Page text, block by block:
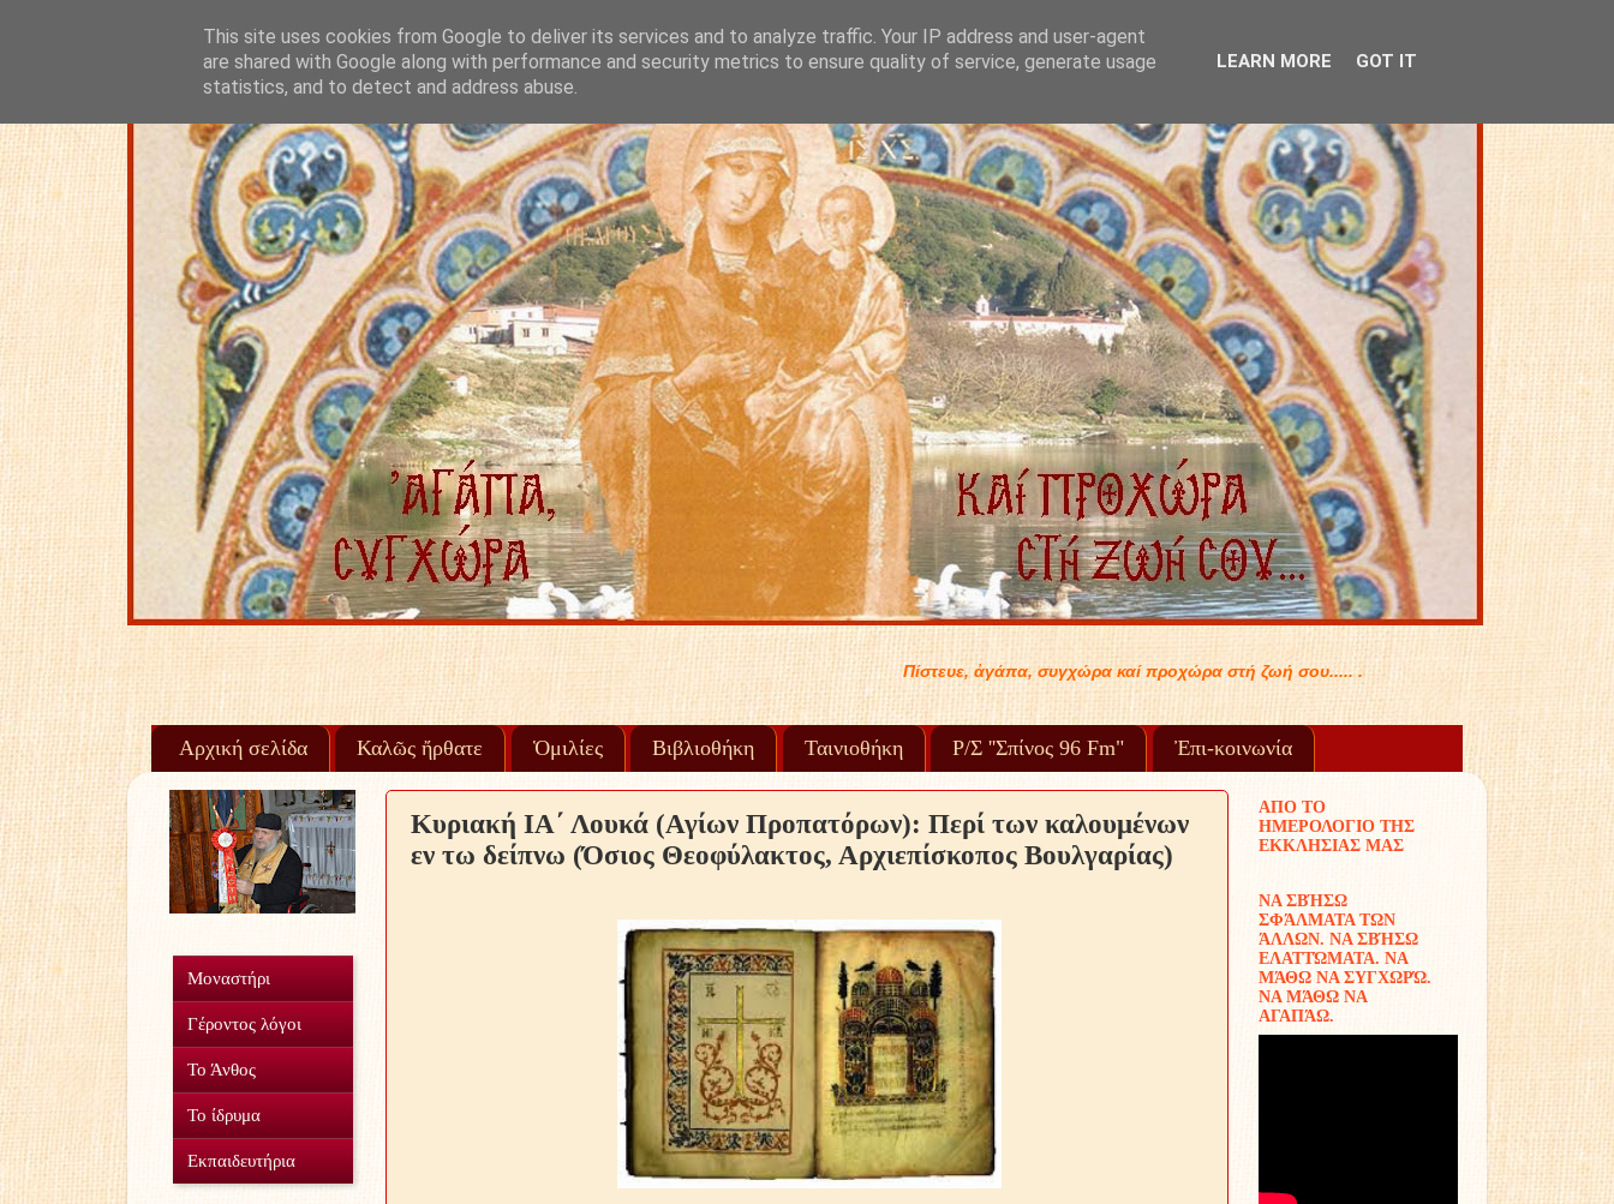
Πίστευε, ἀγάπα, συγχώρα καί προχώρα στή ζωή σου..... .
Αρχική σελίδα Καλῶς ἤρθατε Ὁμιλίες Βιβλιοθήκη Ταινιοθήκη Ρ/Σ ''Σπίνος 96 Fm" Ἐπι-κοινωνία
Κυριακή ΙΑ΄ Λουκά (Αγίων Προπατόρων): Περί των καλουμένων
εν τω δείπνω (Όσιος Θεοφύλακτος, Αρχιεπίσκοπος Βουλγαρίας)
Μοναστήρι
Γέροντος λόγοι
Το Άνθος
Ο Σύλλογος
Εθελοντισμός
Το ίδρυμα
Οικοτροφείο
Εκπαιδευτήρια
ΑΠΟ ΤΟ
ΗΜΕΡΟΛΟΓΙΟ ΤΗΣ
ΕΚΚΛΗΣΙΑΣ ΜΑΣ
ΝΑ ΣΒΉΣΩ
ΣΦΆΛΜΑΤΑ ΤΩΝ
ΆΛΛΩΝ. ΝΑ ΣΒΉΣΩ
ΕΛΑΤΤΏΜΑΤΑ. ΝΑ
ΜΆΘΩ ΝΑ ΣΥΓΧΩΡΏ.
ΝΑ ΜΆΘΩ ΝΑ
ΑΓΑΠΆΩ.
This site uses cookies from Google to deliver its services and to analyze traffic. Your IP address and user-agent
are shared with Google along with performance and security metrics to ensure quality of service, generate usage
statistics, and to detect and address abuse.
LEARN MORE GOT IT